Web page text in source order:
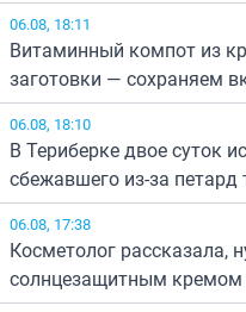
06.08, 18:11
Витаминный компот из
заготовки — сохраняем
06.08, 18:10
В Териберке двое суток
сбежавшего из-за петард
06.08, 17:38
Косметолог рассказала,
солнцезащитным